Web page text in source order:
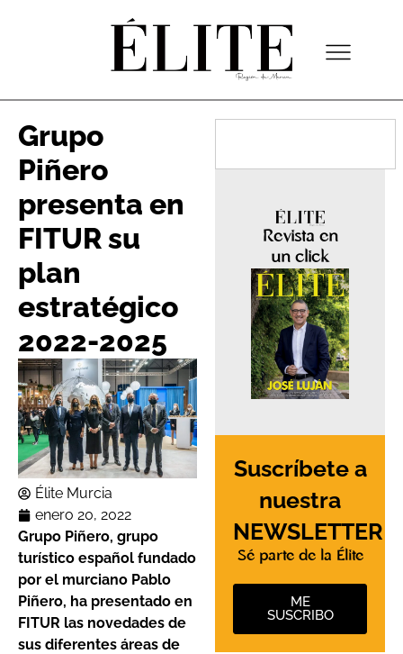
Grupo
Piñero
presenta en
FITUR su
plan
estratégico
2022-2025
Élite Murcia
enero 20, 2022
Grupo Piñero, grupo
turístico español fundado
por el murciano Pablo
Piñero, ha presentado en
FITUR las novedades de
sus diferentes áreas de
Revista en
un click
Suscríbete a
nuestra
NEWSLETTER
Sé parte de la Élite
ME
SUSCRIBO